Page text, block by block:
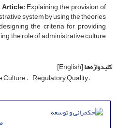
Explaining the provision of
system by using the theories
the criteria for providing
the role of administrative culture
کلیدواژه‌ها[English]
Culture Regulatory Quality